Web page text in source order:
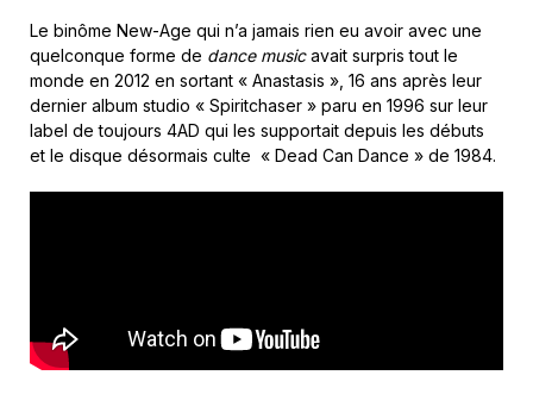
Le binôme New-Age qui n’a jamais rien eu avoir avec une
quelconque forme de dance musicavait surpris tout le
monde en 2012 en sortant « Anastasis », 16 ans après leur
dernier album studio « Spiritchaser » paru en 1996 sur leur
label de toujours 4AD qui les supportait depuis les débuts
et le disque désormais culte « Dead Can Dance » de 1984.